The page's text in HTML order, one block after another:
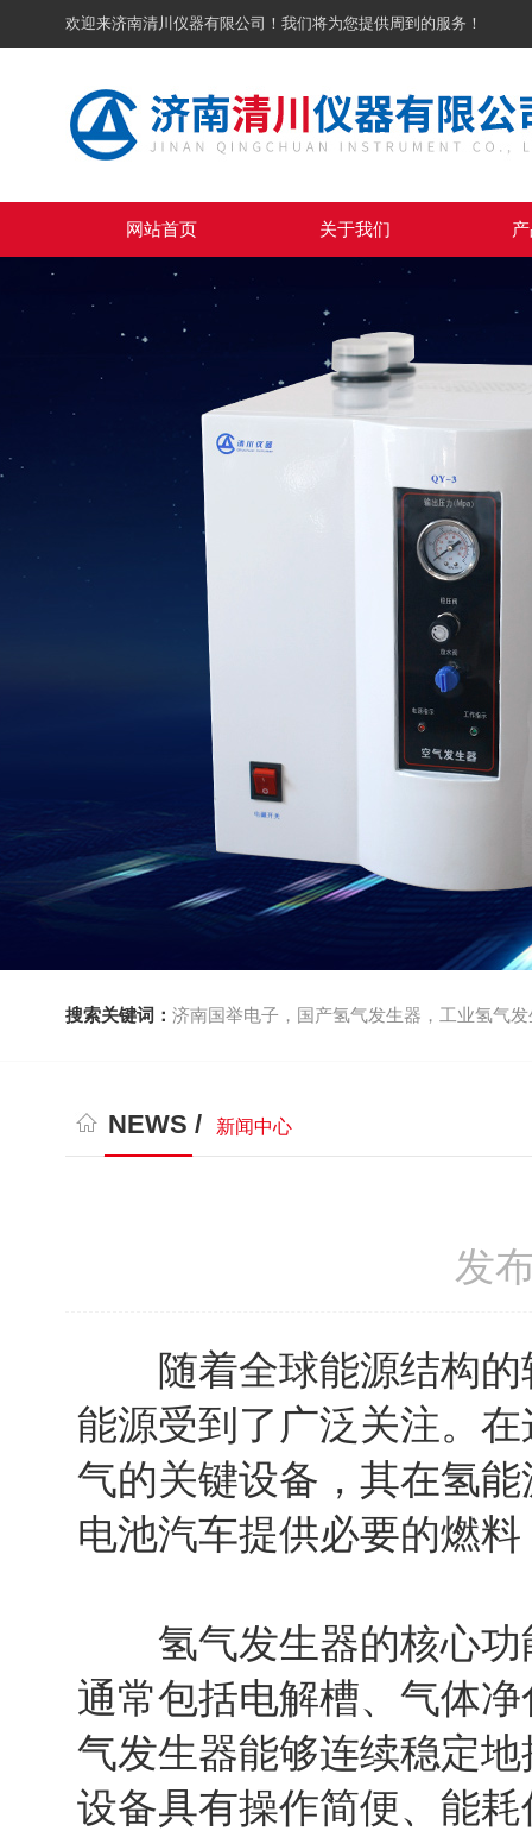
欢迎来济南清川仪器有限公司！我们将为您提供周到的服务！
网站首页 关于我们
搜索关键词： 济南国举电子，国产氢气发生器，工业氢气
NEWS / 新闻中心
发
随着全球能源结构的
能源受到了广泛关注。
气的关键设备，其在氢
电池汽车提供必要的燃
氢气发生器的核心功
通常包括电解槽、气体
气发生器能够连续稳定
设备具有操作简便、能